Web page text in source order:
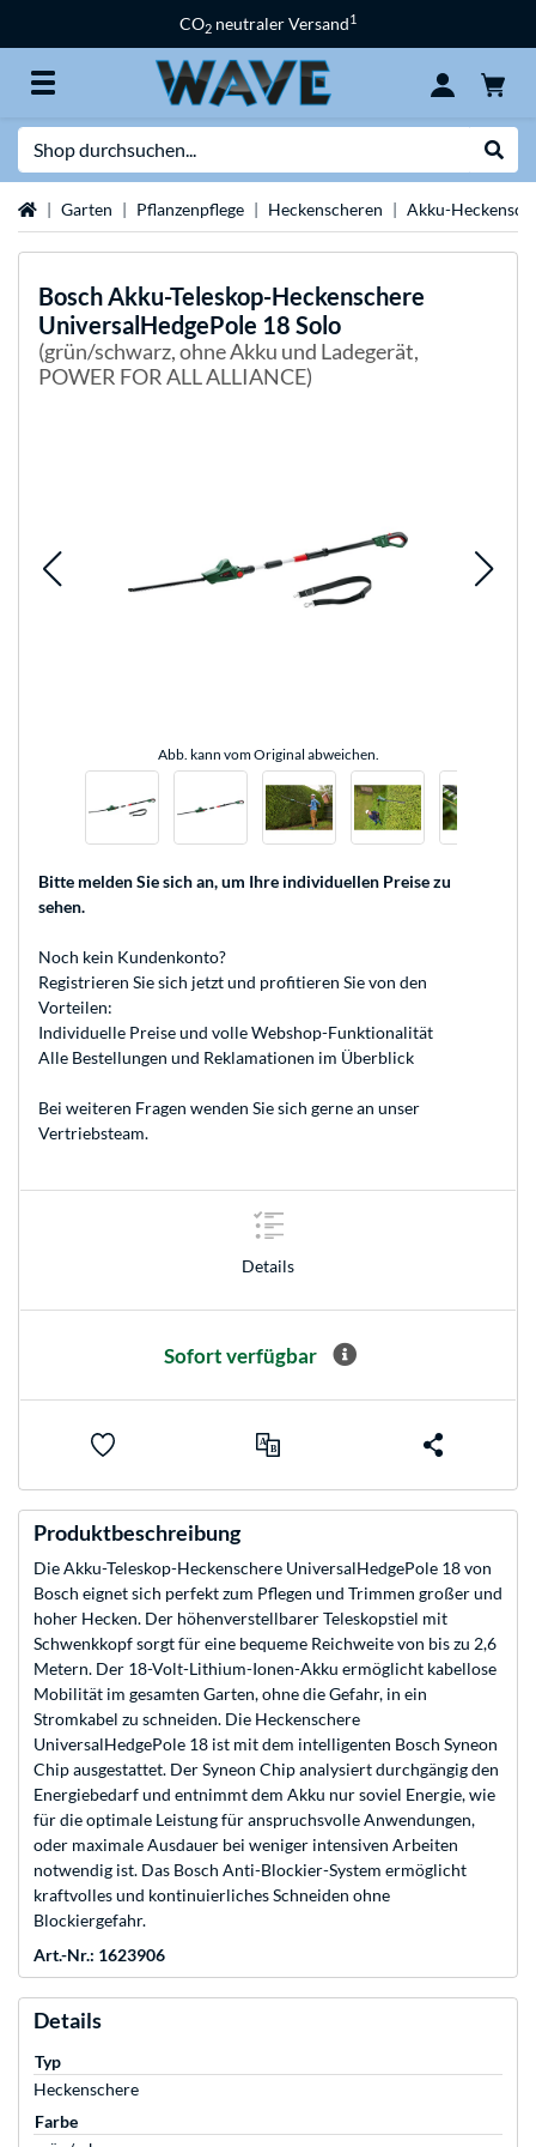
CO2 neutraler Versand1
StartseiteGarten Pflanzenpflege Heckenscheren Akku-
BoschAkku-Teleskop-Heckenschere
UniversalHedgePole 18 Solo
(grün/schwarz, ohne Akku und Ladegerät,
POWER FOR ALL ALLIANCE)
Abb. kann vom Original abweichen.
Bitte melden Sie sich an, um Ihre individuellen Preise zu
sehen.
Noch kein Kundenkonto?
Registrieren Sie sich jetzt und profitieren Sie von den
Vorteilen:
Individuelle Preise und volle Webshop-Funktionalität
Alle Bestellungen und Reklamationen im Überblick
Bei weiteren Fragen wenden Sie sich gerne an unser
Vertriebsteam.
Details
Sofort verfügbar
Produktbeschreibung
Die Akku-Teleskop-Heckenschere UniversalHedgePole 18 von
Bosch eignet sich perfekt zum Pflegen und Trimmen großer und
hoher Hecken. Der höhenverstellbarer Teleskopstiel mit
Schwenkkopf sorgt für eine bequeme Reichweite von bis zu 2,6
Metern. Der 18-Volt-Lithium-Ionen-Akku ermöglicht kabellose
Mobilität im gesamten Garten, ohne die Gefahr, in ein
Stromkabel zu schneiden. Die Heckenschere
UniversalHedgePole 18 ist mit dem intelligenten Bosch Syneon
Chip ausgestattet. Der Syneon Chip analysiert durchgängig den
Energiebedarf und entnimmt dem Akku nur soviel Energie, wie
für die optimale Leistung für anspruchsvolle Anwendungen,
oder maximale Ausdauer bei weniger intensiven Arbeiten
notwendig ist. Das Bosch Anti-Blockier-System ermöglicht
kraftvolles und kontinuierliches Schneiden ohne
Blockiergefahr.
Art.-Nr.: 1623906
Details
Typ
Heckenschere
Farbe